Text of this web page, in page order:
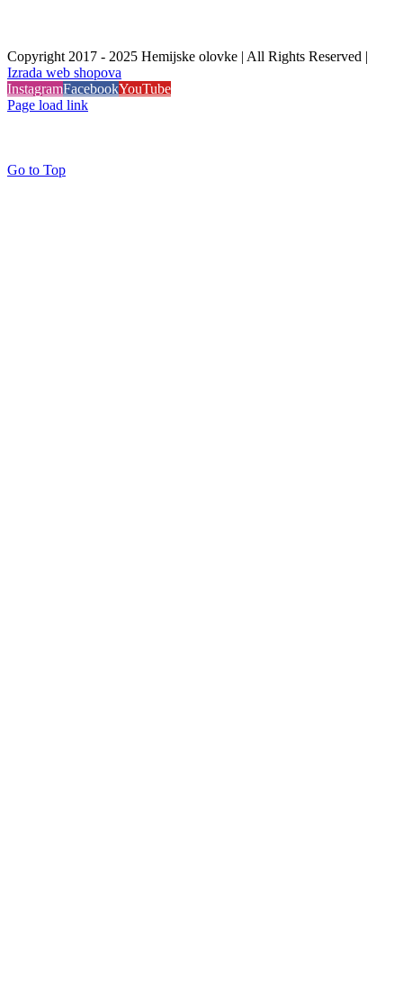
Copyright 2017 - 2025 Hemijske olovke | All Rights Reserved |
Izrada web shopova
InstagramFacebookYouTube
Page load link
Go to Top